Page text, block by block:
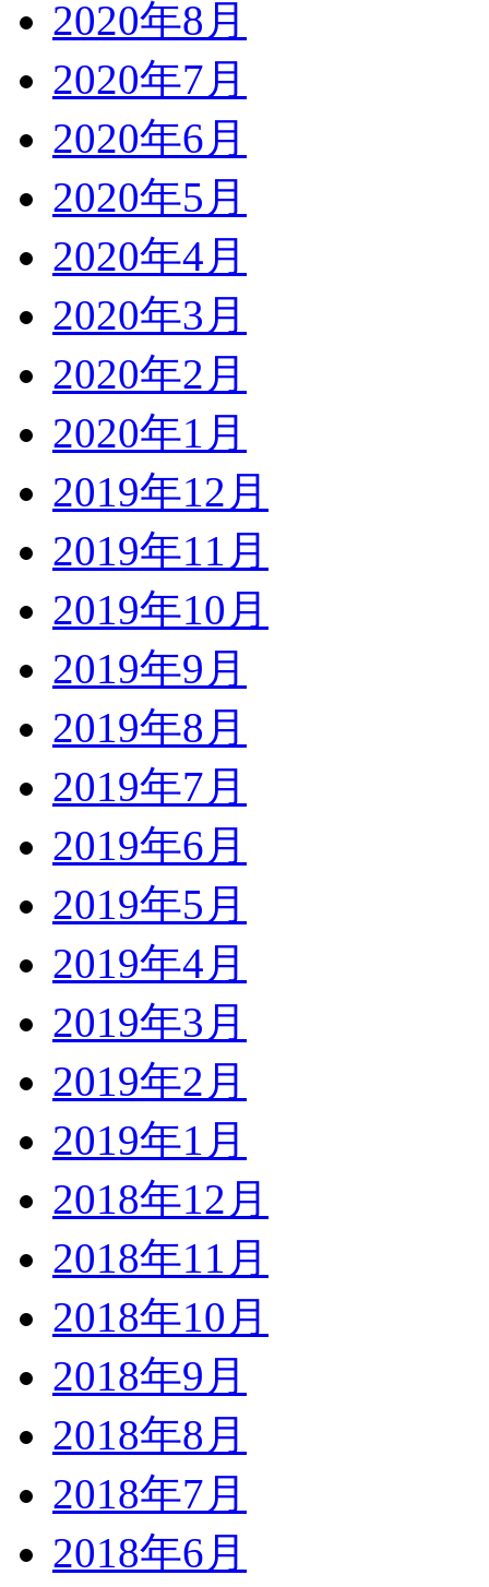
2020年8月
2020年7月
2020年6月
2020年5月
2020年4月
2020年3月
2020年2月
2020年1月
2019年12月
2019年11月
2019年10月
2019年9月
2019年8月
2019年7月
2019年6月
2019年5月
2019年4月
2019年3月
2019年2月
2019年1月
2018年12月
2018年11月
2018年10月
2018年9月
2018年8月
2018年7月
2018年6月